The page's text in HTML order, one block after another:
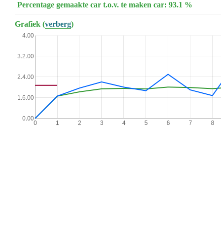
Percentage gemaakte car t.o.v. te maken car: 93.1 %
Grafiek (verberg)